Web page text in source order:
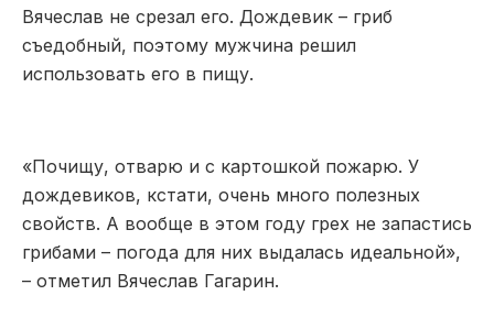
Вячеслав не срезал его. Дождевик – гриб
съедобный, поэтому мужчина решил
использовать его в пищу.
«Почищу, отварю и с картошкой пожарю. У
дождевиков, кстати, очень много полезных
свойств. А вообще в этом году грех не запастись
грибами – погода для них выдалась идеальной»,
– отметил Вячеслав Гагарин.